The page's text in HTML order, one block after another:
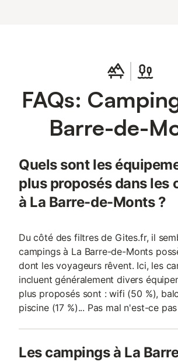
FAQs:
Barre-de-
Quels sont les
plus proposés dans les
à La Barre-de-Monts ?
Du côté des filtres de Gites.fr, il
campings à La Barre-de-Monts
dont les voyageurs rêvent. Ici, les
incluent généralement divers
plus proposés sont : wifi (50 %),
piscine (17 %)... Pas mal n'est-ce
Les campings à La